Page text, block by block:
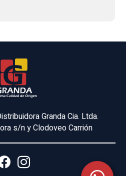
Granda Cia. Ltda.
s/n y Clodoveo Carrión